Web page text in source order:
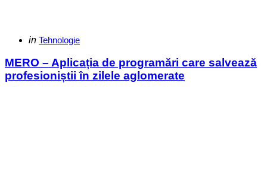
Categories
Posted
in Tehnologie
MERO – Aplicația de programări care salvează
profesioniștii în zilele aglomerate